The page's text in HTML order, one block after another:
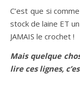
C’est que si
stock de laine ET
JAMAIS le crochet !
Mais quelque
lire ces lignes,